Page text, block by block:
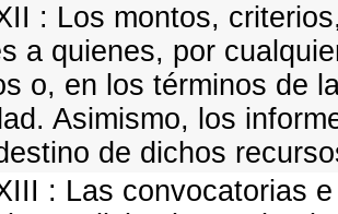
: Los montos,
a quienes, por
o, en los términos de
Asimismo, los
de dichos
: Las convocatorias